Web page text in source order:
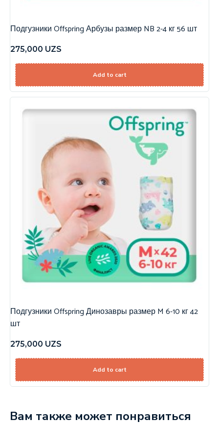
Подгузники Offspring Арбузы размер NB 2-4 кг 56 шт
275,000 UZS
Add to cart
Подгузники Offspring Динозавры размер M 6-10 кг 42
шт
275,000 UZS
Add to cart
Вам также может понравиться